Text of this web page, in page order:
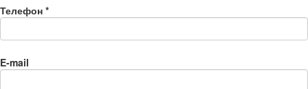
Телефон *
E-mail